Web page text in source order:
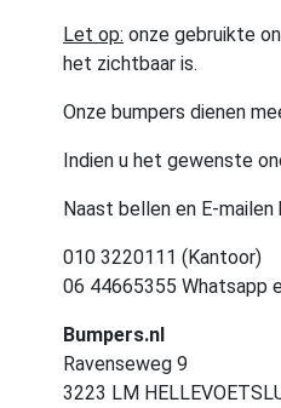
Let op: onze gebruikte
het zichtbaar is.
Onze bumpers dienen
Indien u het gewenste
Naast bellen en E-
010 3220111 (Kantoor)
06 44665355 Whatsapp
Bumpers.nl
Ravenseweg 9
3223 LM